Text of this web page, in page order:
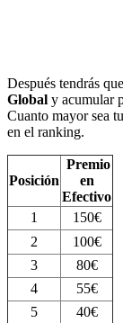
Después tendrás
Global y acumular
Cuanto mayor sea
en el ranking.
Posición
Premio
en
Efectivo
1
150€
2
100€
3
80€
4
55€
5
40€